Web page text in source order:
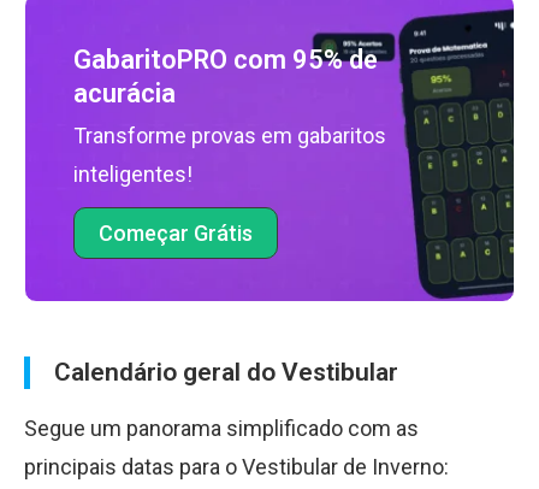
GabaritoPRO com 95% de
acurácia
Transforme provas em gabaritos
inteligentes!
Começar Grátis
Calendário geral do Vestibular
Segue um panorama simplificado com as
principais datas para o Vestibular de Inverno: